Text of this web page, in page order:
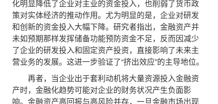
化明显降低了企业对主业的资金投入，也削弱了货币政
策对实体经济的推动作用。尤为明显的是，企业对研发
和创新的资金投入大幅下降。研究者指出，金融资产并
未如预期那样发挥储备功能预防资金不足，反而因减少
了企业的研发投入和固定资产投资，直接影响了未来主
营业务的发展。这进一步验证了“挤出效应”的主导地位。
再者，当企业出于套利动机将大量资源投入金融资
产时，金融化趋势可能对企业的财务状况产生负面影
响。金融资产高回报与高风险并存，一旦金融市场出现